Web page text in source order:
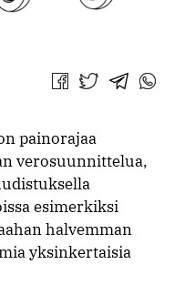
Jaa Jaa Jaa Jaa
painorajaa
verosuunnittelua,
esimerkiksi
halvemman
yksinkertaisia